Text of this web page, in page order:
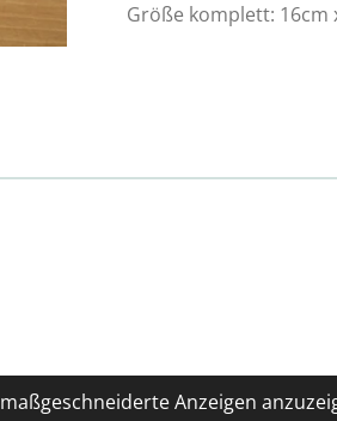
Anzeigen
Größe komplett: 16cm